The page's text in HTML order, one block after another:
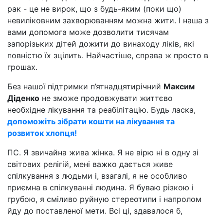
рак - це не вирок, що з будь-яким (поки що)
невиліковним захворюванням можна жити. І наша з
вами допомога може дозволити тисячам
запорізьких дітей дожити до винаходу ліків, які
повністю їх зцілить. Найчастіше, справа ж просто в
грошах.
Без нашої підтримки п’ятнадцятирічний Максим
Діденко не зможе продовжувати життєво
необхідне лікування та реабілітацію. Будь ласка,
допоможіть зібрати кошти на лікування та
розвиток хлопця!
ПС. Я звичайна жива жінка. Я не вірю ні в одну зі
світових релігій, мені важко дається живе
спілкування з людьми і, взагалі, я не особливо
приємна в спілкуванні людина. Я буваю різкою і
грубою, я сміливо руйную стереотипи і напролом
йду до поставленої мети. Всі ці, здавалося б,